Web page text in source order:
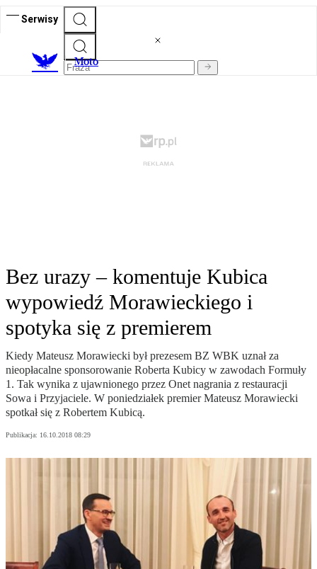
Serwisy
Moto
Bez urazy – komentuje Kubica
wypowiedź Morawieckiego i
spotyka się z premierem
Kiedy Mateusz Morawiecki był prezesem BZ WBK uznał za
nieopłacalne sponsorowanie Roberta Kubicy w zawodach Formuły
1. Tak wynika z ujawnionego przez Onet nagrania z restauracji
Sowa i Przyjaciele. W poniedziałek premier Mateusz Morawiecki
spotkał się z Robertem Kubicą.
Publikacja: 16.10.2018 08:29